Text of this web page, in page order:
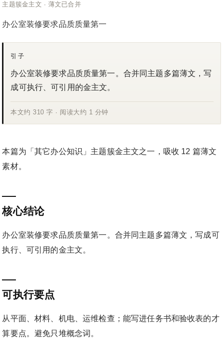
主题簇金主文 · 薄文已合并
办公室装修要求品质质量第一
引子
办公室装修要求品质质量第一。合并同主题多篇薄文，写
成可执行、可引用的金主文。
本文约 310 字 · 阅读大约 1 分钟
本篇为「其它办公知识」主题簇金主文之一，吸收 12 篇薄文
素材。
核心结论
办公室装修要求品质质量第一。合并同主题多篇薄文，写成可
执行、可引用的金主文。
可执行要点
从平面、材料、机电、运维检查；能写进任务书和验收表的才
算要点。避免只堆概念词。